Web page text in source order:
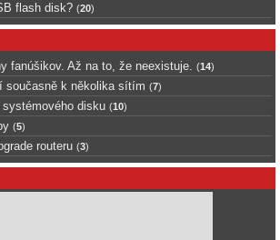
flash disk? (20)
fanúšikov. Až na to, že neexistuje. (14)
současně k několika sítím (7)
disku (10)
(5)
routeru (3)